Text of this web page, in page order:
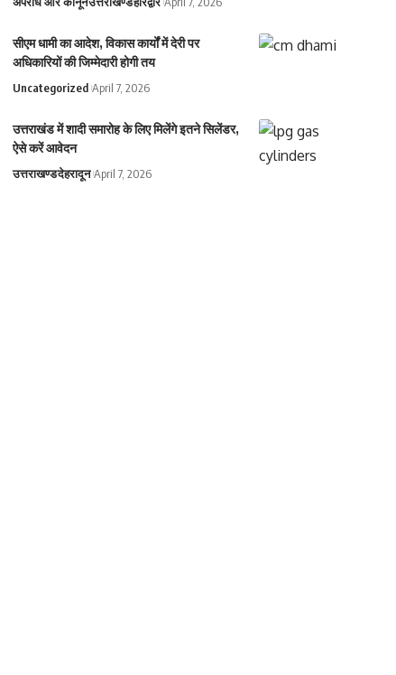
सीएम धामी का आदेश, विकास कार्यों में देरी पर
अधिकारियों की जिम्मेदारी होगी तय
Uncategorized April 7, 2026
उत्तराखंड में शादी समारोह के लिए मिलेंगे इतने सिलेंडर,
ऐसे करें आवेदन
उत्तराखण्डदेहरादून April 7, 2026